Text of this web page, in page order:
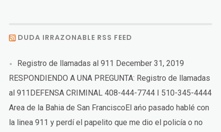
DUDA IRRAZONABLE RSS FEED
Registro de llamadas al 911 December 31, 2019
RESPONDIENDO A UNA PREGUNTA: Registro de llamadas
al 911DEFENSA CRIMINAL 408-444-7744 I 510-345-4444
Area de la Bahia de San FranciscoEl ańo pasado hablé con
la linea 911 y perdí el papelito que me dio el policía o no